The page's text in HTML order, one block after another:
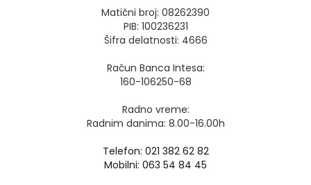
Matični broj: 08262390
PIB: 100236231
Šifra delatnosti: 4666
Račun Banca Intesa:
160-106250-68
Radno vreme:
Radnim danima: 8.00-16.00h
Telefon: 021 382 62 82
Mobilni: 063 54 84 45